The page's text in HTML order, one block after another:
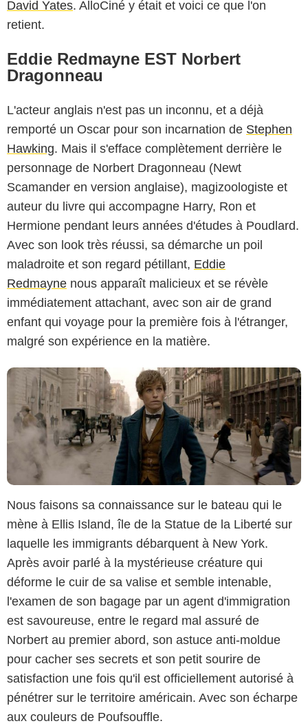
David Yates. AlloCiné y était et voici ce que l'on
retient.
Eddie Redmayne EST Norbert
Dragonneau
L'acteur anglais n'est pas un inconnu, et a déjà
remporté un Oscar pour son incarnation de Stephen
Hawking. Mais il s'efface complètement derrière le
personnage de Norbert Dragonneau (Newt
Scamander en version anglaise), magizoologiste et
auteur du livre qui accompagne Harry, Ron et
Hermione pendant leurs années d'études à Poudlard.
Avec son look très réussi, sa démarche un poil
maladroite et son regard pétillant, Eddie
Redmayne nous apparaît malicieux et se révèle
immédiatement attachant, avec son air de grand
enfant qui voyage pour la première fois à l'étranger,
malgré son expérience en la matière.
Nous faisons sa connaissance sur le bateau qui le
mène à Ellis Island, île de la Statue de la Liberté sur
laquelle les immigrants débarquent à New York.
Après avoir parlé à la mystérieuse créature qui
déforme le cuir de sa valise et semble intenable,
l'examen de son bagage par un agent d'immigration
est savoureuse, entre le regard mal assuré de
Norbert au premier abord, son astuce anti-moldue
pour cacher ses secrets et son petit sourire de
satisfaction une fois qu'il est officiellement autorisé à
pénétrer sur le territoire américain. Avec son écharpe
aux couleurs de Poufsouffle.